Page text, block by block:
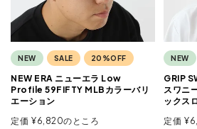
NEW SALE 20%OFF
NEW ERA ニューエラ Low
Profile 59FIFTY MLBカラーバリ
エーション
定価 ¥6,820のところ
NEW
GRIP
スワニ
ックス
定価 ¥